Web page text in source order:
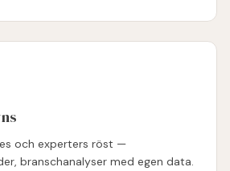
och experters röst —
branschanalyser med egen data.